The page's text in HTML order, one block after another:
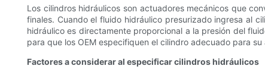
Los cilindros hidráulicos son actuadores mecánicos que
finales. Cuando el fluido hidráulico presurizado ingresa al
hidráulico es directamente proporcional a la presión del
para que los OEM especifiquen el cilindro adecuado para su
Factores a considerar al especificar cilindros hidráulicos